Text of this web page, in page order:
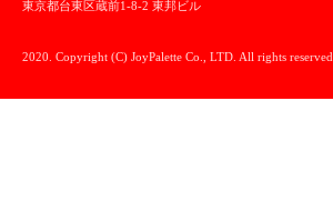
東京都台東区蔵前1-8-2 東邦ビル
2020. Copyright (C) JoyPalette Co., LTD. All rights reserved.